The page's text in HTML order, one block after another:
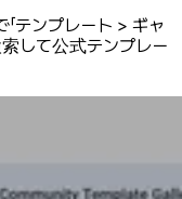
テンプレート > ギャ
索して公式テンプレー